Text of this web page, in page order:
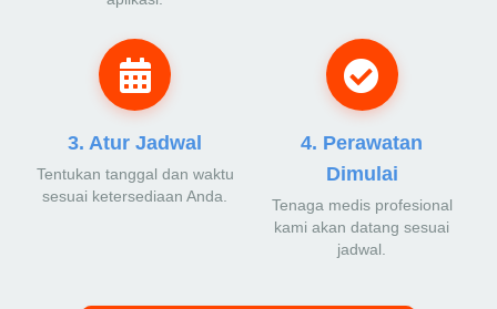
3. Atur Jadwal
Tentukan tanggal dan waktu
sesuai ketersediaan Anda.
4. Perawatan
Dimulai
Tenaga medis profesional
kami akan datang sesuai
jadwal.